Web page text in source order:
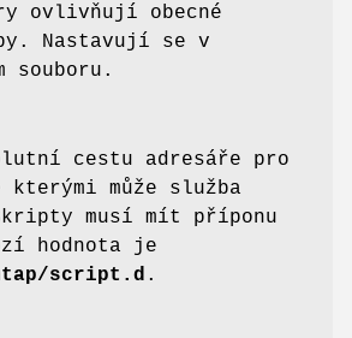
ovlivňují obecné
Nastavují se v
souboru.
cestu adresáře pro
může služba
musí mít příponu
hodnota je
script.d .